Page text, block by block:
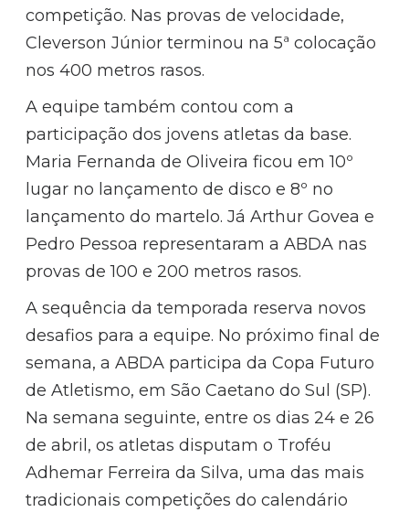
competição. Nas provas de velocidade,
Cleverson Júnior terminou na 5ª colocação
nos 400 metros rasos.
A equipe também contou com a
participação dos jovens atletas da base.
Maria Fernanda de Oliveira ficou em 10º
lugar no lançamento de disco e 8º no
lançamento do martelo. Já Arthur Govea e
Pedro Pessoa representaram a ABDA nas
provas de 100 e 200 metros rasos.
A sequência da temporada reserva novos
desafios para a equipe. No próximo final de
semana, a ABDA participa da Copa Futuro
de Atletismo, em São Caetano do Sul (SP).
Na semana seguinte, entre os dias 24 e 26
de abril, os atletas disputam o Troféu
Adhemar Ferreira da Silva, uma das mais
tradicionais competições do calendário